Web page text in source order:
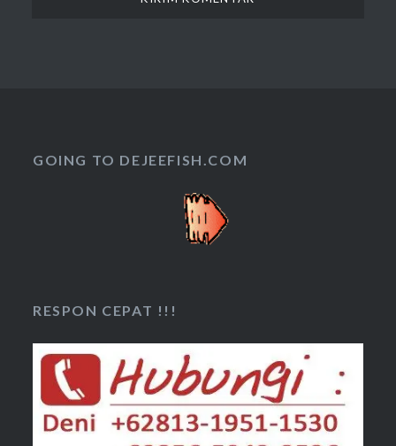
GOING TO DEJEEFISH.COM
RESPON CEPAT !!!